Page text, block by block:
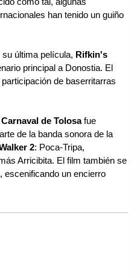
como tal, algunas
han tenido un guiño
su última película, Rifkin's
principal a Donostia. El
de baserritarras
Carnaval de Tolosa fue
de la banda sonora de la
2: Poca-Tripa,
Arricibita. El film también se
escenificando un encierro